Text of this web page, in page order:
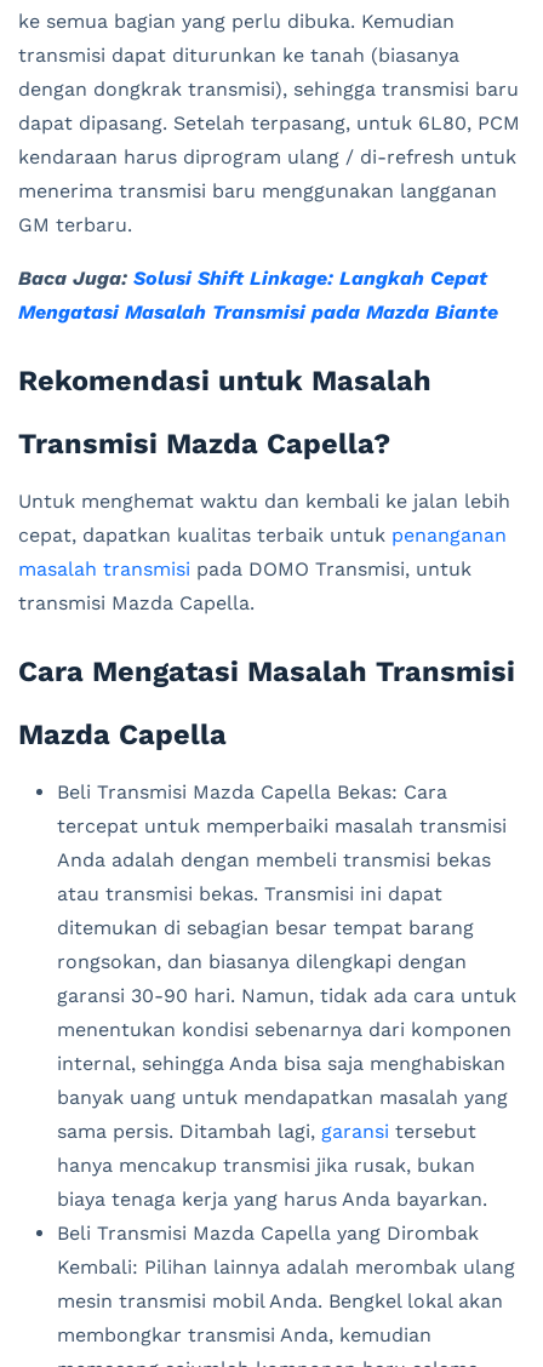
ke semua bagian yang perlu dibuka. Kemudian
transmisi dapat diturunkan ke tanah (biasanya
dengan dongkrak transmisi), sehingga transmisi baru
dapat dipasang. Setelah terpasang, untuk 6L80, PCM
kendaraan harus diprogram ulang / di-refresh untuk
menerima transmisi baru menggunakan langganan
GM terbaru.
Baca Juga: Solusi Shift Linkage: Langkah Cepat
Mengatasi Masalah Transmisi pada Mazda Biante
Rekomendasi untuk Masalah
Transmisi Mazda Capella?
Untuk menghemat waktu dan kembali ke jalan lebih
cepat, dapatkan kualitas terbaik untuk penanganan
masalah transmisi pada DOMO Transmisi, untuk
transmisi Mazda Capella.
Cara Mengatasi Masalah Transmisi
Mazda Capella
Beli Transmisi Mazda Capella Bekas: Cara
tercepat untuk memperbaiki masalah transmisi
Anda adalah dengan membeli transmisi bekas
atau transmisi bekas. Transmisi ini dapat
ditemukan di sebagian besar tempat barang
rongsokan, dan biasanya dilengkapi dengan
garansi 30-90 hari. Namun, tidak ada cara untuk
menentukan kondisi sebenarnya dari komponen
internal, sehingga Anda bisa saja menghabiskan
banyak uang untuk mendapatkan masalah yang
sama persis. Ditambah lagi, garansi tersebut
hanya mencakup transmisi jika rusak, bukan
biaya tenaga kerja yang harus Anda bayarkan.
Beli Transmisi Mazda Capella yang Dirombak
Kembali: Pilihan lainnya adalah merombak ulang
mesin transmisi mobil Anda. Bengkel lokal akan
membongkar transmisi Anda, kemudian